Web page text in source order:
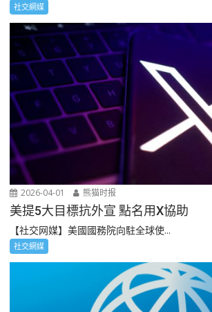
社交網媒
2026-04-01 熊猫时报
美提5大目標抗外宣 點名用X協助
【社交网媒】美國國務院向駐全球使...
社交網媒